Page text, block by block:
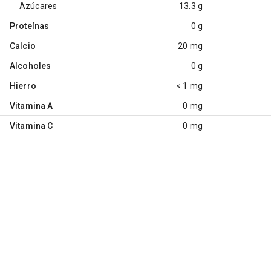
Azúcares 13.3 g
Proteínas 0 g
Calcio 20 mg
Alcoholes 0 g
Hierro < 1 mg
Vitamina A 0 mg
Vitamina C 0 mg